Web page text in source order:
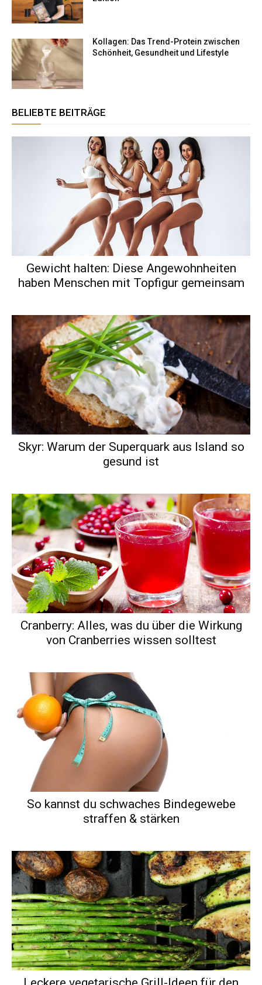
Kollagen: Das Trend-Protein zwischen
Schönheit, Gesundheit und Lifestyle
BELIEBTE BEITRÄGE
Gewicht halten: Diese Angewohnheiten
haben Menschen mit Topfigur gemeinsam
Skyr: Warum der Superquark aus Island so
gesund ist
Cranberry: Alles, was du über die Wirkung
von Cranberries wissen solltest
So kannst du schwaches Bindegewebe
straffen & stärken